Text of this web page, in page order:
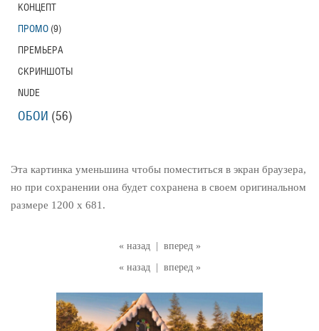
« назад
вперед »
« назад
вперед »
Эта картинка уменьшина чтобы поместиться в экран браузера,
но при сохранении она будет сохранена в своем оригинальном
размере 1200 x 681.
КОНЦЕПТ
ПРОМО (9)
ПРЕМЬЕРА
СКРИНШОТЫ
NUDE
ОБОИ (56)